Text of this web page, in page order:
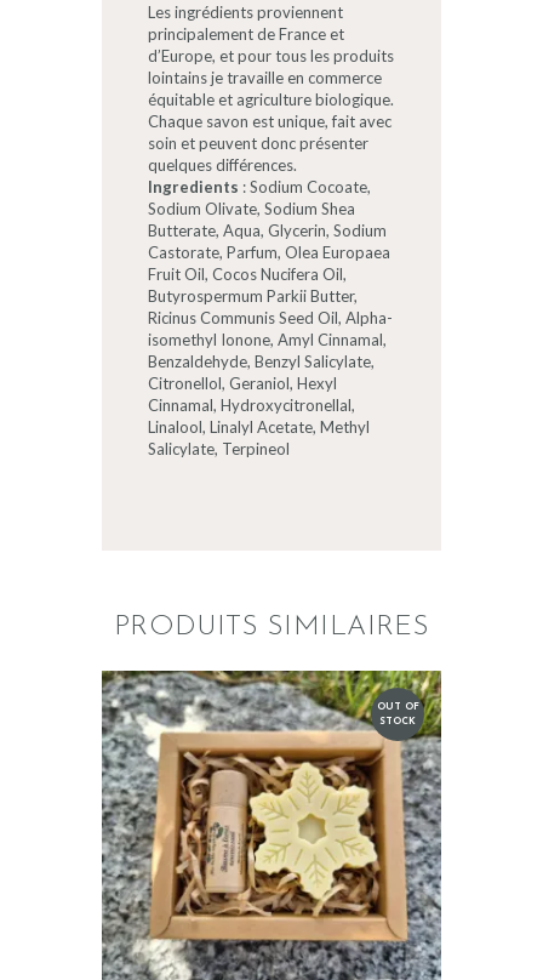
Les ingrédients proviennent
principalement de France et
d’Europe, et pour tous les produits
lointains je travaille en commerce
équitable et agriculture biologique.
Chaque savon est unique, fait avec
soin et peuvent donc présenter
quelques différences.
Ingredients : Sodium Cocoate,
Sodium Olivate, Sodium Shea
Butterate, Aqua, Glycerin, Sodium
Castorate, Parfum, Olea Europaea
Fruit Oil, Cocos Nucifera Oil,
Butyrospermum Parkii Butter,
Ricinus Communis Seed Oil, Alpha-
isomethyl Ionone, Amyl Cinnamal,
Benzaldehyde, Benzyl Salicylate,
Citronellol, Geraniol, Hexyl
Cinnamal, Hydroxycitronellal,
Linalool, Linalyl Acetate, Methyl
Salicylate, Terpineol
PRODUITS SIMILAIRES
OUT OF
STOCK
COFFRET COCOONING
coffret
15,00 €
LIRE LA SUITE